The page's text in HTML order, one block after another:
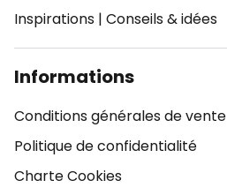
Inspirations | Conseils & idées
Informations
Conditions générales de vente
Politique de confidentialité
Charte Cookies